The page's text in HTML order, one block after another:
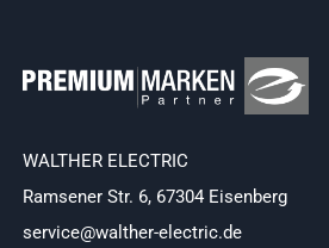
WALTHER ELECTRIC
Ramsener Str. 6, 67304 Eisenberg
service@walther-electric.de